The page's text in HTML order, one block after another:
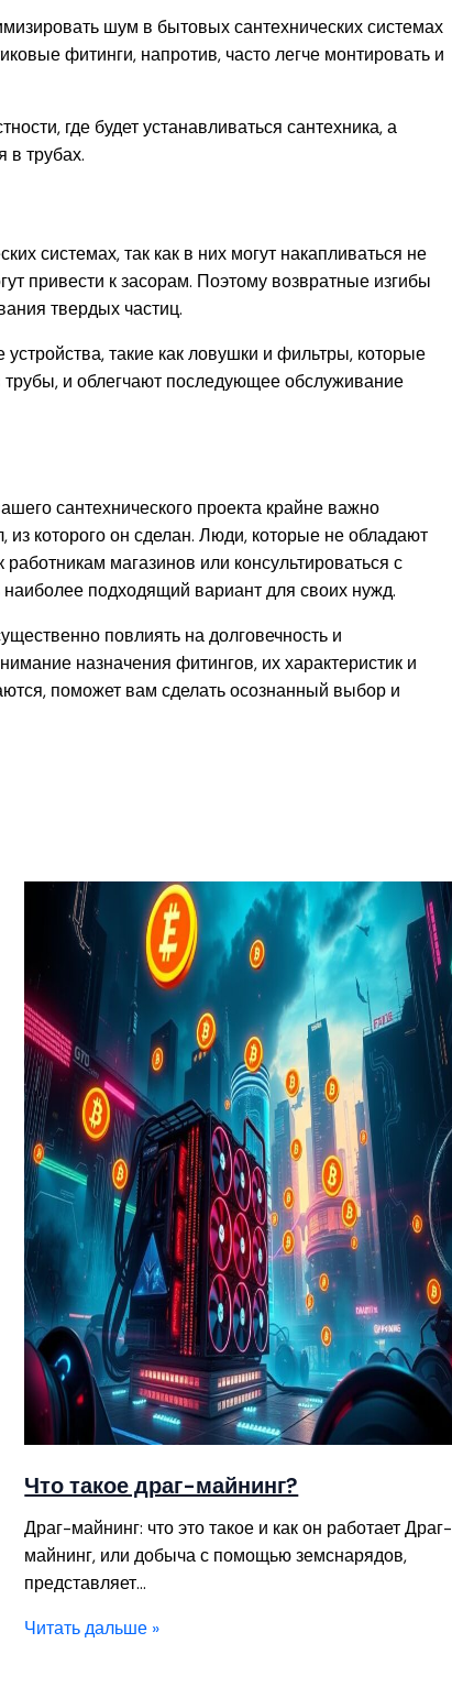
шум в бытовых сантехнических системах
фитинги, напротив, часто легче монтировать и
где будет устанавливаться сантехника, а
в трубах.
системах, так как в них могут накапливаться не
привести к засорам. Поэтому возвратные изгибы
твердых частиц.
такие как ловушки и фильтры, которые
и облегчают последующее обслуживание
сантехнического проекта крайне важно
которого он сделан. Люди, которые не обладают
магазинов или консультироваться с
подходящий вариант для своих нужд.
повлиять на долговечность и
назначения фитингов, их характеристик и
поможет вам сделать осознанный выбор и
Что такое драг-майнинг?
Драг-майнинг: что это такое и как он работает Драг-
майнинг, или добыча с помощью земснарядов,
представляет…
Читать дальше »